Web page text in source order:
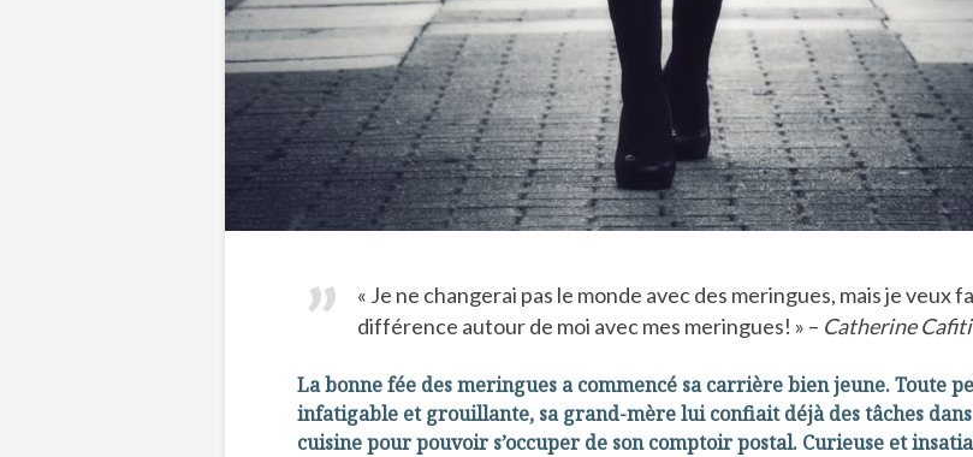
« Je ne changerai pas le monde avec des meringues, mais je veux
différence autour de moi avec mes meringues! » – Catherine Cafiti
La bonne fée des meringues a commencé sa carrière bien jeune. Toute
infatigable et grouillante, sa grand-mère lui confiait déjà des tâches
cuisine pour pouvoir s’occuper de son comptoir postal. Curieuse et